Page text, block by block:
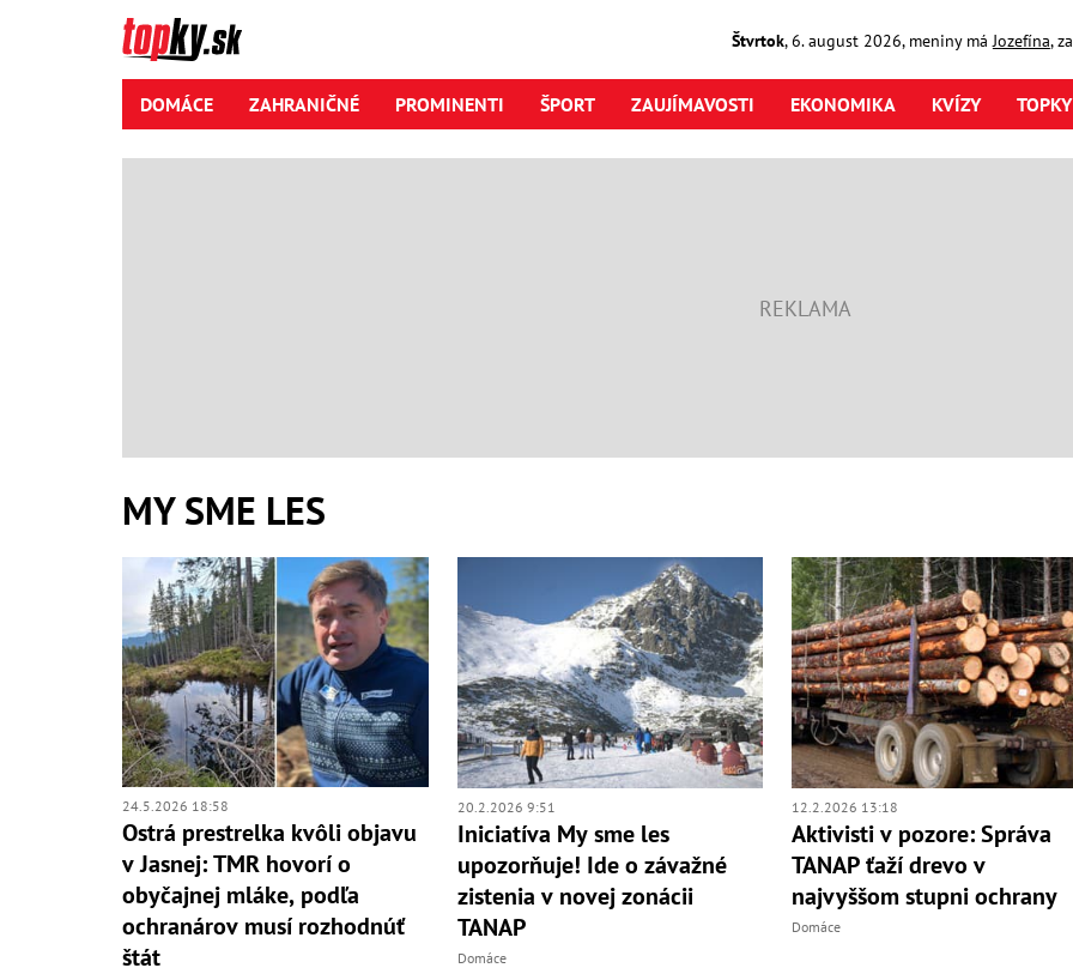
Štvrtok,6. august2026, meniny má Jozefína,
DOMÁCE ZAHRANIČNÉ PROMINENTI ŠPORT ZAUJÍMAVOSTI EKONOMIKA KVÍZY
MY SME LES
24.5.2026 18:58
Ostrá prestrelka kvôli objavu
v Jasnej: TMR hovorí o
obyčajnej mláke, podľa
ochranárov musí rozhodnúť
štát
20.2.2026 9:51
Iniciatíva My sme les
upozorňuje! Ide o závažné
zistenia v novej zonácii
TANAP
Domáce
12.2.2026 13:18
Aktivisti v pozore: Správa
TANAP ťaží drevo v
najvyššom stupni ochrany
Domáce